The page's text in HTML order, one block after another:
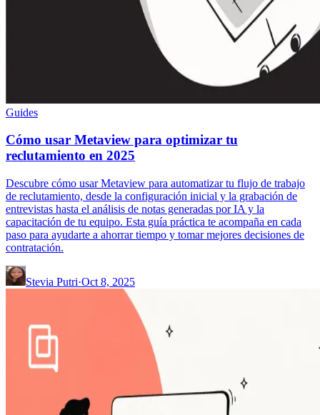
Guides
Cómo usar Metaview para optimizar tu
reclutamiento en 2025
Descubre cómo usar Metaview para automatizar tu flujo de trabajo
de reclutamiento, desde la configuración inicial y la grabación de
entrevistas hasta el análisis de notas generadas por IA y la
capacitación de tu equipo. Esta guía práctica te acompaña en cada
paso para ayudarte a ahorrar tiempo y tomar mejores decisiones de
contratación.
Stevia Putri·Oct 8, 2025